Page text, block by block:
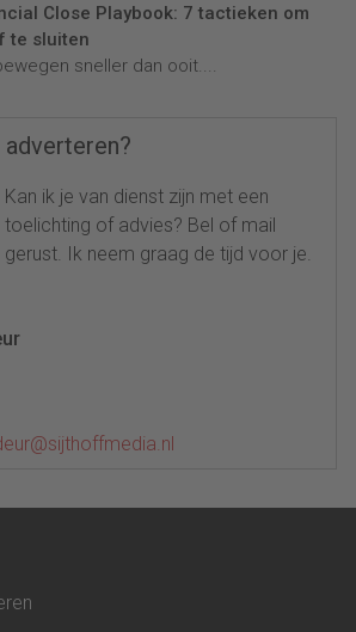
Close Playbook: 7 tactieken om
te sluiten
sneller dan ooit....
Kan ik je van dienst zijn met een
toelichting of advies? Bel of mail
gerust. Ik neem graag de tijd voor je.